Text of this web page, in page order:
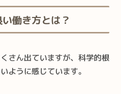
働き方とは？
さん出ていますが、科学的根
ように感じています。